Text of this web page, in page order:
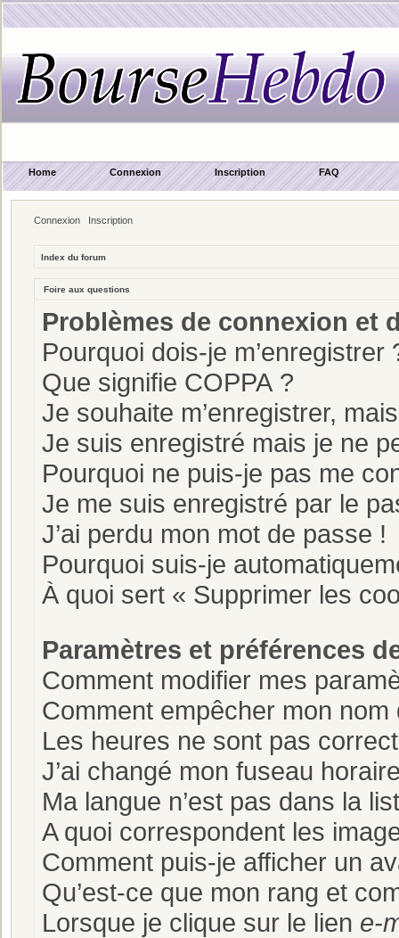
Home Connexion Inscription FAQ
Connexion Inscription
Index du forum
Foire aux questions
Problèmes de connexion et
Pourquoi dois-je m’enregistrer
Que signifie COPPA ?
Je souhaite m’enregistrer,
Je suis enregistré mais je ne
Pourquoi ne puis-je pas me
Je me suis enregistré par le
J’ai perdu mon mot de passe !
Pourquoi suis-je
À quoi sert « Supprimer les
Paramètres et préférences
Comment modifier mes
Comment empêcher mon
Les heures ne sont pas
J’ai changé mon fuseau
Ma langue n’est pas dans la
A quoi correspondent les
Comment puis-je afficher un
Qu’est-ce que mon rang et
Lorsque je clique sur le lien e-